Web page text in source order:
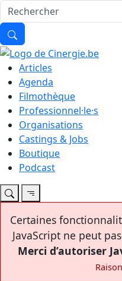
Articles
Agenda
Filmothèque
Professionnel·le·s
Organisations
Castings & Jobs
Boutique
Podcast
Certaines
JavaScript ne peut
Merci d’autoriser